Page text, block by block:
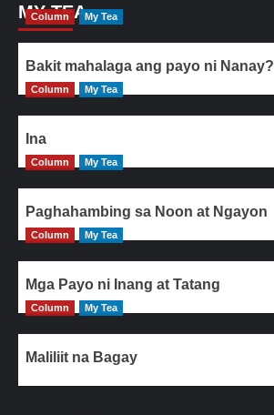
MY TEA
Column My Tea
Bakit mahalaga ang payo ni Nanay?
Column My Tea
Ina
Column My Tea
Paghahambing sa Noon at Ngayon
Column My Tea
Mga Payo ni Inang at Tatang
Column My Tea
Maliliit na Bagay